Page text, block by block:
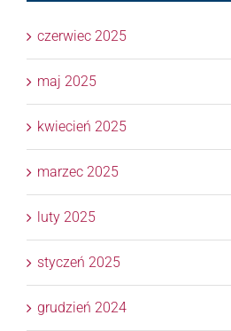
czerwiec 2025
maj 2025
kwiecień 2025
marzec 2025
luty 2025
styczeń 2025
grudzień 2024